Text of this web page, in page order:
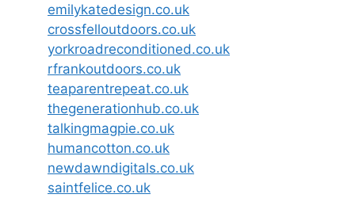
emilykatedesign.co.uk
crossfelloutdoors.co.uk
yorkroadreconditioned.co.uk
rfrankoutdoors.co.uk
teaparentrepeat.co.uk
thegenerationhub.co.uk
talkingmagpie.co.uk
humancotton.co.uk
newdawndigitals.co.uk
saintfelice.co.uk